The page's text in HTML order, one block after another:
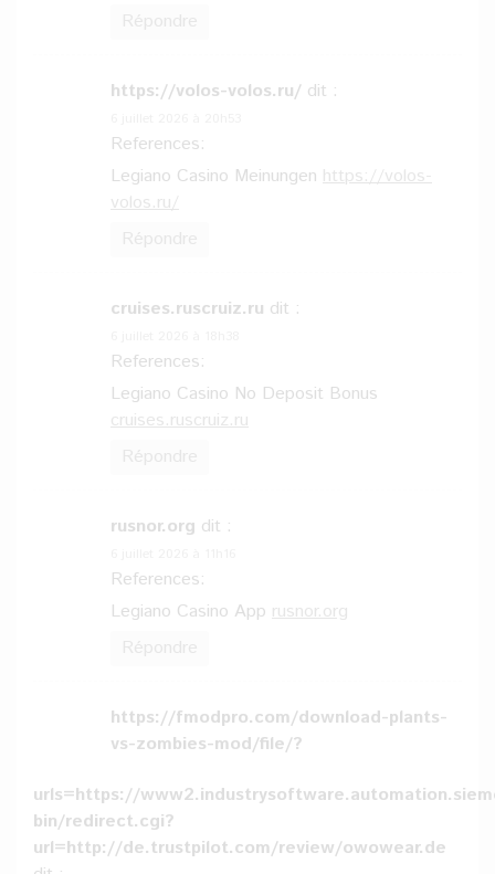
https://volos-volos.ru/ dit :
References:
Legiano Casino Meinungen https://volos-
volos.ru/
cruises.ruscruiz.ru dit :
References:
Legiano Casino No Deposit Bonus
cruises.ruscruiz.ru
rusnor.org dit :
References:
Legiano Casino App rusnor.org
https://fmodpro.com/download-plants-
vs-zombies-mod/file/?
urls=https://
bin/redirect.cgi?
url=http://de.trustpilot.com/review/owowear.de